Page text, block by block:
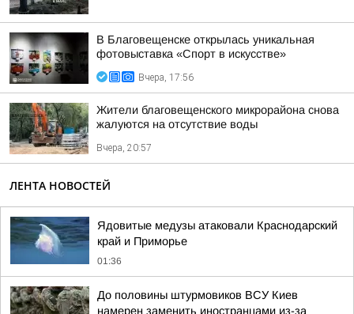
В Благовещенске открылась уникальная
фотовыставка «Спорт в искусстве»
Вчера, 17:56
Жители благовещенского микрорайона снова
жалуются на отсутствие воды
Вчера, 20:57
ЛЕНТА НОВОСТЕЙ
Ядовитые медузы атаковали Краснодарский
край и Приморье
01:36
До половины штурмовиков ВСУ Киев
намерен заменить иностранцами из-за